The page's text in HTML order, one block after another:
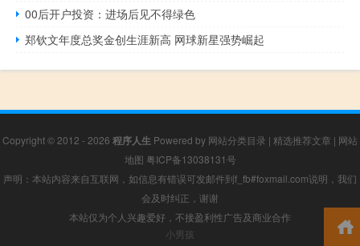
00后开户投资：进场后见不得绿色
郑钦文年度总奖金创生涯新高 网球新星强势崛起
Copyright © 2012 - 2026 程序人生 Powered by 网站分类目录 | 精选推荐文章 | 网站
地图 粤ICP备13038131号
声明：本站内容来自互联网，如信息有错误可发邮件到f_fb#foxmail.com说明，我们
会及时纠正，谢谢
本站仅为个人兴趣爱好，不接盈利性广告及商业合作
小男孩